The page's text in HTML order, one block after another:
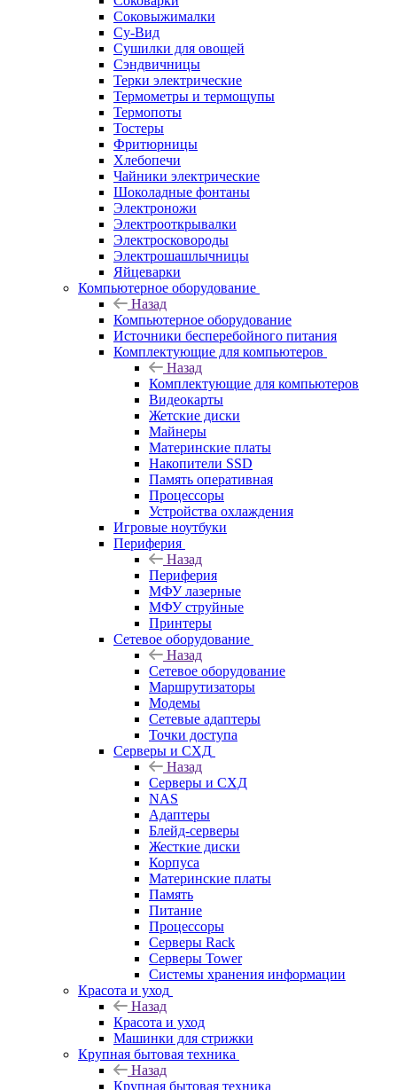
Соковыжималки
Су-Вид
Сушилки для овощей
Сэндвичницы
Терки электрические
Термометры и термощупы
Термопоты
Тостеры
Фритюрницы
Хлебопечи
Чайники электрические
Шоколадные фонтаны
Электроножи
Электрооткрывалки
Электросковороды
Электрошашлычницы
Яйцеварки
Компьютерное оборудование
Назад
Компьютерное оборудование
Источники бесперебойного питания
Комплектующие для компьютеров
Назад
Комплектующие для компьютеров
Видеокарты
Жетские диски
Майнеры
Материнские платы
Накопители SSD
Память оперативная
Процессоры
Устройства охлаждения
Игровые ноутбуки
Периферия
Назад
Периферия
МФУ лазерные
МФУ струйные
Принтеры
Сетевое оборудование
Назад
Сетевое оборудование
Маршрутизаторы
Модемы
Сетевые адаптеры
Точки доступа
Серверы и СХД
Назад
Серверы и СХД
NAS
Адаптеры
Блейд-серверы
Жесткие диски
Корпуса
Материнские платы
Память
Питание
Процессоры
Серверы Rack
Серверы Tower
Системы хранения информации
Красота и уход
Назад
Красота и уход
Машинки для стрижки
Крупная бытовая техника
Назад
Крупная бытовая техника